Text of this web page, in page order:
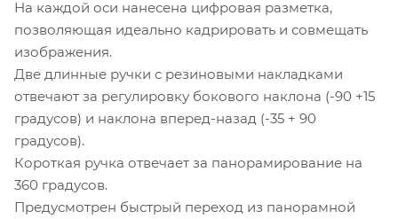
На каждой оси нанесена цифровая разметка,
позволяющая идеально кадрировать и совмещать
изображения.
Две длинные ручки с резиновыми накладками
отвечают за регулировку бокового наклона (-90 +15
градусов) и наклона вперед-назад (-35 + 90
градусов).
Короткая ручка отвечает за панорамирование на
360 градусов.
Предусмотрен быстрый переход из панорамной